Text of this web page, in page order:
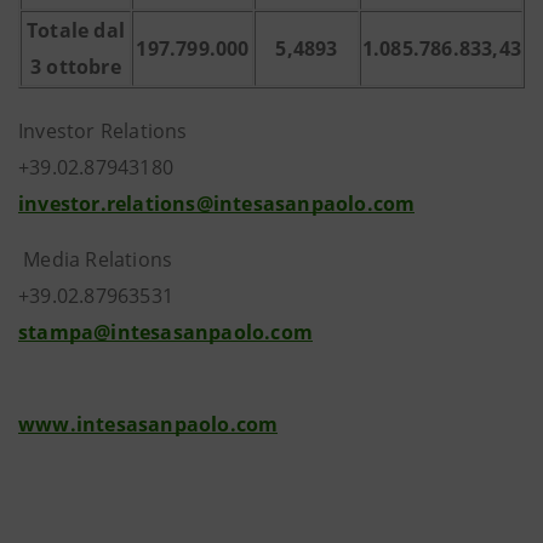
Totale dal
3 ottobre
197.799.000 5,4893 1.085.786.833,43
Investor Relations
+39.02.87943180
investor.relations@intesasanpaolo.com
Media Relations
+39.02.87963531
stampa@intesasanpaolo.com
www.intesasanpaolo.com